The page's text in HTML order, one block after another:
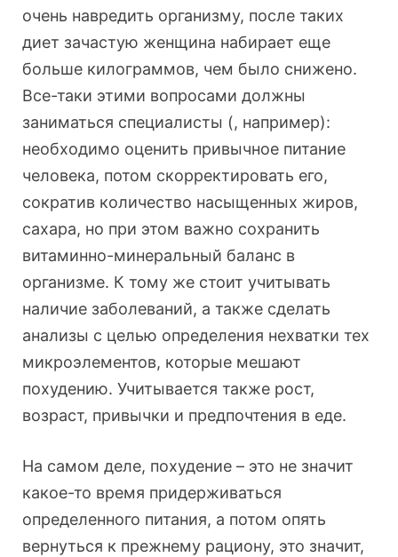
очень навредить организму, после таких
диет зачастую женщина набирает еще
больше килограммов, чем было снижено.
Все-таки этими вопросами должны
заниматься специалисты (, например):
необходимо оценить привычное питание
человека, потом скорректировать его,
сократив количество насыщенных жиров,
сахара, но при этом важно сохранить
витаминно-минеральный баланс в
организме. К тому же стоит учитывать
наличие заболеваний, а также сделать
анализы с целью определения нехватки тех
микроэлементов, которые мешают
похудению. Учитывается также рост,
возраст, привычки и предпочтения в еде.
На самом деле, похудение – это не значит
какое-то время придерживаться
определенного питания, а потом опять
вернуться к прежнему рациону, это значит,